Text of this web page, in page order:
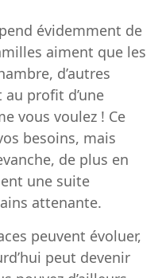
évidemment de
aiment que les
d’autres
profit d’une
vous voulez ! Ce
besoins, mais
de plus en
une suite
attenante.
peuvent évoluer,
peut devenir